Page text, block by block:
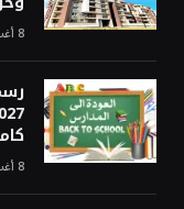
8 أغسطس، 2026
8 أغسطس، 2026